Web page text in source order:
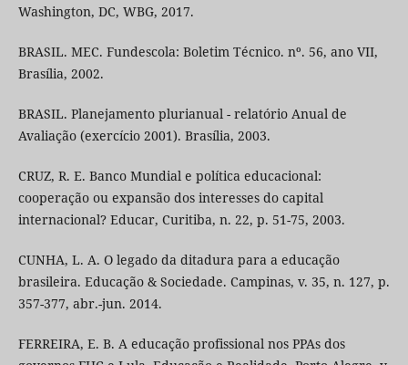
Washington, DC, WBG, 2017.
BRASIL. MEC. Fundescola: Boletim Técnico. nº. 56, ano VII,
Brasília, 2002.
BRASIL. Planejamento plurianual - relatório Anual de
Avaliação (exercício 2001). Brasília, 2003.
CRUZ, R. E. Banco Mundial e política educacional:
cooperação ou expansão dos interesses do capital
internacional? Educar, Curitiba, n. 22, p. 51-75, 2003.
CUNHA, L. A. O legado da ditadura para a educação
brasileira. Educação & Sociedade. Campinas, v. 35, n. 127, p.
357-377, abr.-jun. 2014.
FERREIRA, E. B. A educação profissional nos PPAs dos